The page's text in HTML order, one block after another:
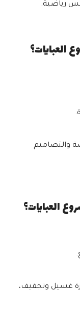
رياضية.
العبايات؟
والتصاميم
العبايات؟
غسيل وتجفيف،